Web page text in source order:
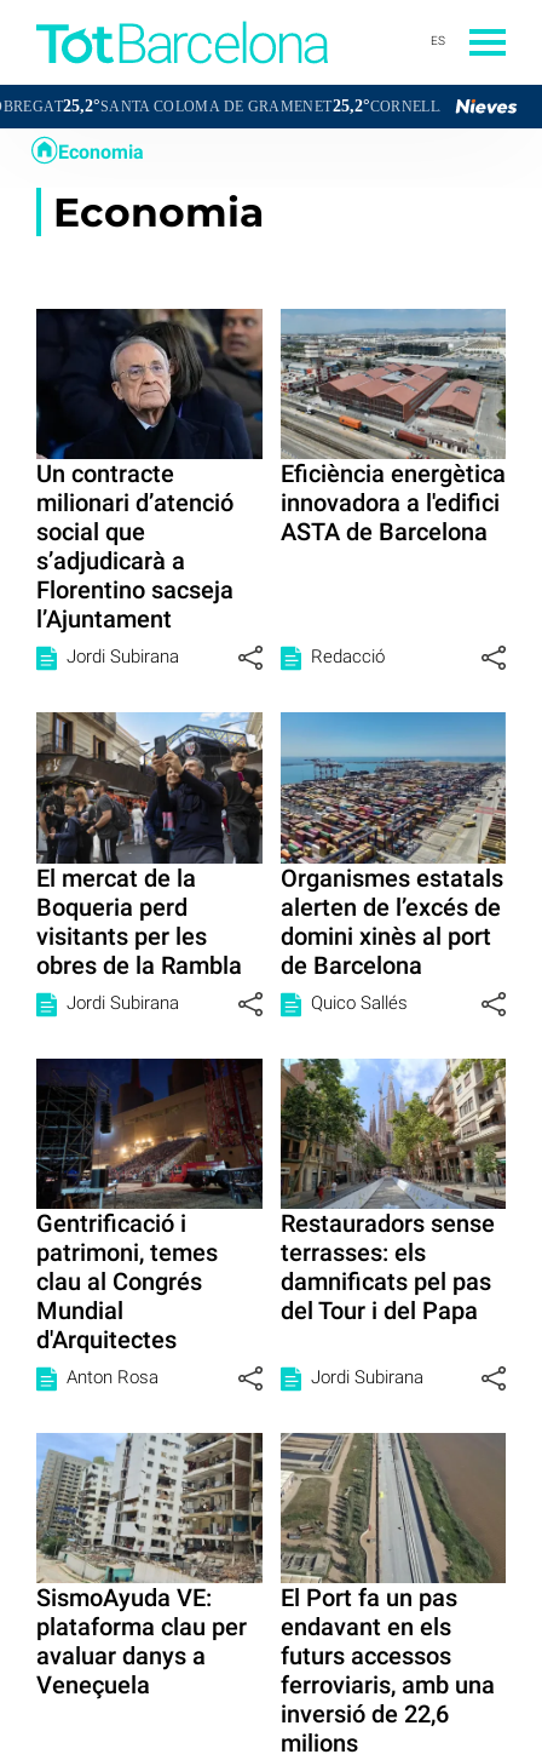
ES
25,2°SANTA COLOMA DE GRAMENET25,2°CORNELLÀ DE LLOBREGAT
Economia
Economia
Un contracte
milionari d’atenció
social que
s’adjudicarà a
Florentino sacseja
l’Ajuntament
Jordi Subirana
Eficiència energètica
innovadora a l'edifici
ASTA de Barcelona
Redacció
El mercat de la
Boqueria perd
visitants per les
obres de la Rambla
Jordi Subirana
Organismes estatals
alerten de l’excés de
domini xinès al port
de Barcelona
Quico Sallés
Gentrificació i
patrimoni, temes
clau al Congrés
Mundial
d'Arquitectes
Anton Rosa
Restauradors sense
terrasses: els
damnificats pel pas
del Tour i del Papa
Jordi Subirana
SismoAyuda VE:
plataforma clau per
avaluar danys a
Veneçuela
El Port fa un pas
endavant en els
futurs accessos
ferroviaris, amb una
inversió de 22,6
milions